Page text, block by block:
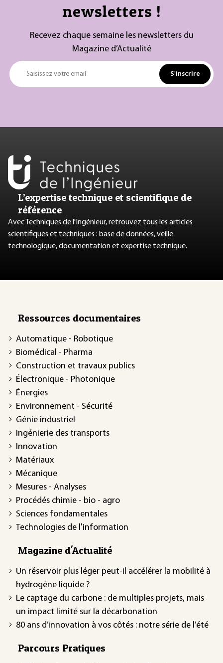
newsletters !
Recevez chaque semaine les newsletters du
Magazine d’Actualité
Saisissez votre email S'inscrire
L’expertise technique et scientifique de
référence
Avec Techniques de l'Ingénieur, retrouvez tous les articles
scientifiques et techniques : base de données, veille
technologique, documentation et expertise technique.
Ressources documentaires
Automatique - Robotique
Biomédical - Pharma
Construction et travaux publics
Électronique - Photonique
Énergies
Environnement - Sécurité
Génie industriel
Ingénierie des transports
Innovation
Matériaux
Mécanique
Mesures - Analyses
Procédés chimie - bio - agro
Sciences fondamentales
Technologies de l'information
Magazine d'Actualité
Un réservoir plus léger peut-il accélérer la mobilité à
hydrogène liquide ?
Le captage du carbone : de multiples projets, mais
un impact limité sur la décarbonation
80 ans d’innovation à vos côtés : notre série de l’été
Parcours Pratiques